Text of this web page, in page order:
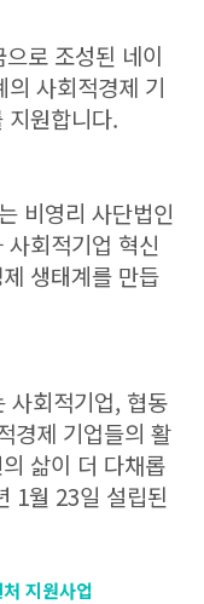
로 조성된 네이
사회적경제 기
지원합니다.
비영리 사단법인
회적기업 혁신
생태계를 만듭
사회적기업, 협동
경제 기업들의 활
삶이 더 다채롭
1월 23일 설립된
지원사업